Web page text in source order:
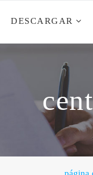
DESCARGAR